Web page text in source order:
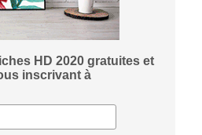
HD 2020 gratuites et
inscrivant à